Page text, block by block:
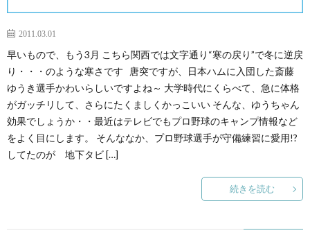
2011.03.01
早いもので、もう3月 こちら関西では文字通り“寒の戻り”で冬に逆戻
り・・・のような寒さです 唐突ですが、日本ハムに入団した斎藤
ゆうき選手かわいらしいですよね～ 大学時代にくらべて、急に体格
がガッチリして、さらにたくましくかっこいい そんな、ゆうちゃん
効果でしょうか・・最近はテレビでもプロ野球のキャンプ情報など
をよく目にします。 そんななか、プロ野球選手が守備練習に愛用!?
してたのが 地下タビ […]
続きを読む